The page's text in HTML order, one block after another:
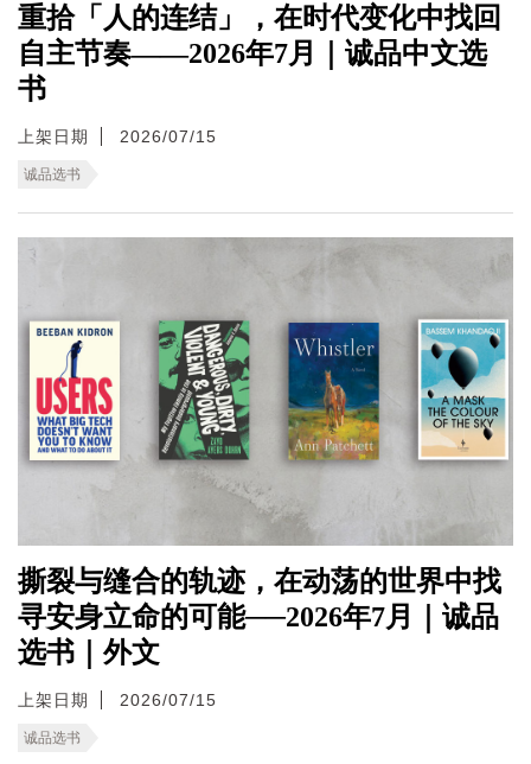
重拾「人的连结」，在时代变化中找回
自主节奏——2026年7月｜诚品中文选
书
上架日期 2026/07/15
诚品选书
撕裂与缝合的轨迹，在动荡的世界中找
寻安身立命的可能──2026年7月｜诚品
选书｜外文
上架日期 2026/07/15
诚品选书